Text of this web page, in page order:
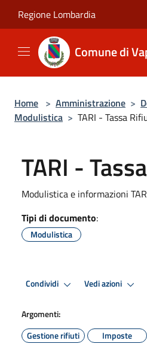
Regione Lombardia
Comune di
Home > Amministrazione >
Modulistica > TARI - Tassa
TARI -
Modulistica e informazioni
Tipi di documento:
Modulistica
Condividi Vedi azioni
Argomenti:
Gestione rifiuti
Imposte